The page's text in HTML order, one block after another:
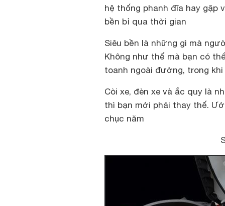
hệ thống phanh đĩa hay gặp
bền bỉ qua thời gian
Siêu bền là những gì mà
Không như thế mà bạn có
toanh ngoài đường, trong
Còi xe, đèn xe và ắc quy là
thì bạn mới phải thay thế.
chục năm